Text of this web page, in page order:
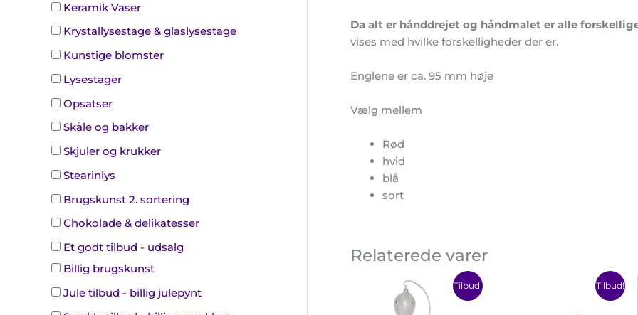
Keramik Vaser
Krystallysestage & glaslysestage
Kunstige blomster
Lysestager
Opsatser
Skåle og bakker
Skjuler og krukker
Stearinlys
Brugskunst 2. sortering
Chokolade & delikatesser
Et godt tilbud - udsalg
Billig brugskunst
Jule tilbud - billig julepynt
Da alt er hånddrejet og håndmalet er alle
vises med hvilke forskelligheder der er.
Englene er ca. 95 mm høje
Vælg mellem
Rød
hvid
blå
sort
Relaterede varer
Tilbud!
Den
oprindelige
pris
Den
aktuelle
pris
Tilbud!
78,00
tilvare